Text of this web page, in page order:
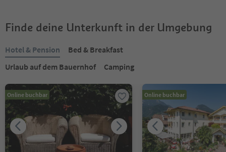
Finde deine Unterkunft in der Umgebung
Hotel & Pension
Bed & Breakfast
Urlaub auf dem Bauernhof
Camping
Online buchbar Online buchbar